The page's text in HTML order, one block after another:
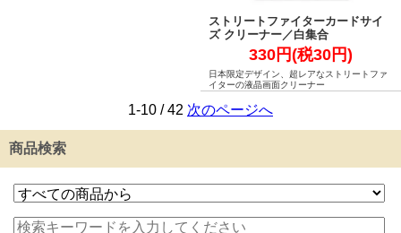
ストリートファイターカードサイ
ズ クリーナー／白集合
330円(税30円)
日本限定デザイン、超レアなストリートファ
イターの液晶画面クリーナー
1-10 / 42 次のページへ
商品検索